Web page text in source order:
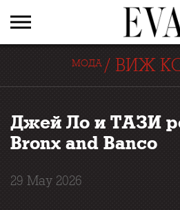
МОДА / ВИЖ
Джей Ло и ТАЗИ
Bronx and Banco
29 May 2026